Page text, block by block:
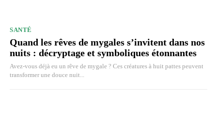
SANTÉ
Quand les rêves de mygales s’invitent dans nos
nuits : décryptage et symboliques étonnantes
Avez-vous déjà eu un rêve de mygale ? Ces créatures à huit pattes peuvent
transformer une douce nuit...